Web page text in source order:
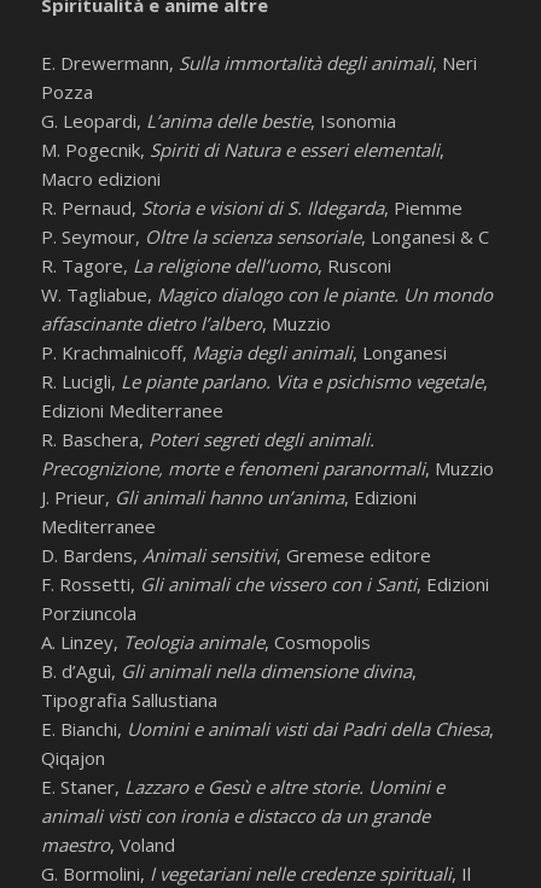
Spiritualità e anime altre
E. Drewermann, Sulla immortalità degli animali, Neri
Pozza
G. Leopardi, L’anima delle bestie, Isonomia
M. Pogecnik, Spiriti di Natura e esseri elementali,
Macro edizioni
R. Pernaud, Storia e visioni di S. Ildegarda, Piemme
P. Seymour, Oltre la scienza sensoriale, Longanesi & C
R. Tagore, La religione dell’uomo, Rusconi
W. Tagliabue, Magico dialogo con le piante. Un mondo
affascinante dietro l’albero, Muzzio
P. Krachmalnicoff, Magia degli animali, Longanesi
R. Lucigli, Le piante parlano. Vita e psichismo vegetale,
Edizioni Mediterranee
R. Baschera, Poteri segreti degli animali.
Precognizione, morte e fenomeni paranormali, Muzzio
J. Prieur, Gli animali hanno un’anima, Edizioni
Mediterranee
D. Bardens,Animali sensitivi, Gremese editore
F. Rossetti, Gli animali che vissero con i Santi, Edizioni
Porziuncola
A. Linzey, Teologia animale, Cosmopolis
B. d’Aguì, Gli animali nella dimensione divina,
Tipografia Sallustiana
E. Bianchi, Uomini e animali visti dai Padri della Chiesa,
Qiqajon
E. Staner, Lazzaro e Gesù e altre storie. Uomini e
animali visti con ironia e distacco da un grande
maestro, Voland
G. Bormolini, I vegetariani nelle credenze spirituali, Il